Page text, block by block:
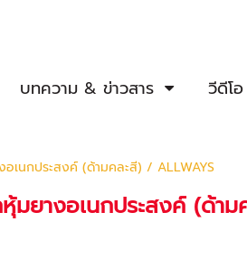
บทความ & ข่าวสาร
วีดีโ
เนกประสงค์ (ด้ามคละสี) / ALLWAYS
มยางอเนกประสงค์ (ด้า